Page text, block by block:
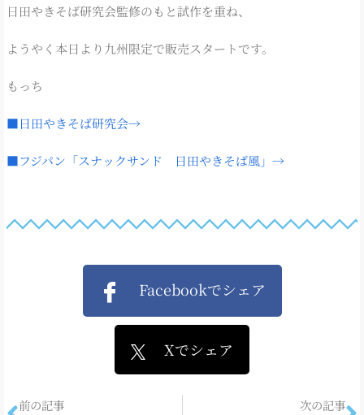
日田やきそば研究会監修のもと試作を重ね、
ようやく本日より九州限定で販売スタートです。
もっち
■日田やきそば研究会→
■フジパン「スナックサンド 日田やきそば風」→
Facebookでシェア
Xでシェア
前の記事 次の記事